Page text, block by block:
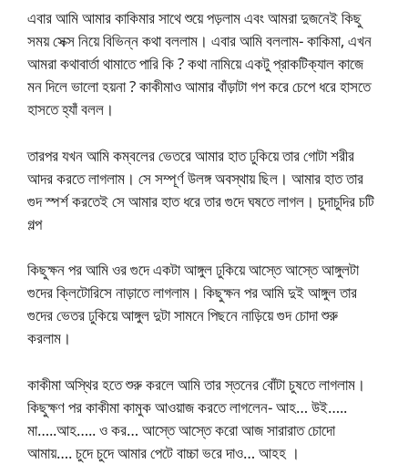
এবার আমি আমার কাকিমার সাথে শুয়ে পড়লাম এবং আমরা দুজনেই কিছু
সময় সেক্স নিয়ে বিভিন্ন কথা বললাম। এবার আমি বললাম- কাকিমা, এখন
আমরা কথাবার্তা থামাতে পারি কি ? কথা নামিয়ে একটু প্রাকটিক্যাল কাজে
মন দিলে ভালো হয়না ? কাকীমাও আমার বাঁড়াটা গপ করে চেপে ধরে হাসতে
হাসতে হ্যাঁ বলল।
তারপর যখন আমি কম্বলের ভেতরে আমার হাত ঢুকিয়ে তার গোটা শরীর
আদর করতে লাগলাম। সে সম্পূর্ণ উলঙ্গ অবস্থায় ছিল। আমার হাত তার
গুদ স্পর্শ করতেই সে আমার হাত ধরে তার গুদে ঘষতে লাগল। চুদাচুদির চটি
গল্প
কিছুক্ষন পর আমি ওর গুদে একটা আঙ্গুল ঢুকিয়ে আস্তে আস্তে আঙ্গুলটা
গুদের ক্লিটোরিসে নাড়াতে লাগলাম। কিছুক্ষন পর আমি দুই আঙ্গুল তার
গুদের ভেতর ঢুকিয়ে আঙ্গুল দুটা সামনে পিছনে নাড়িয়ে গুদ চোদা শুরু
করলাম।
কাকীমা অস্থির হতে শুরু করলে আমি তার স্তনের বোঁটা চুষতে লাগলাম।
কিছুক্ষণ পর কাকীমা কামুক আওয়াজ করতে লাগলেন- আহ… উই…..
মা…..আহ….. ও কর… আস্তে আস্তে করো আজ সারারাত চোদো
আমায়…. চুদে চুদে আমার পেটে বাচ্চা ভরে দাও… আহহ ।